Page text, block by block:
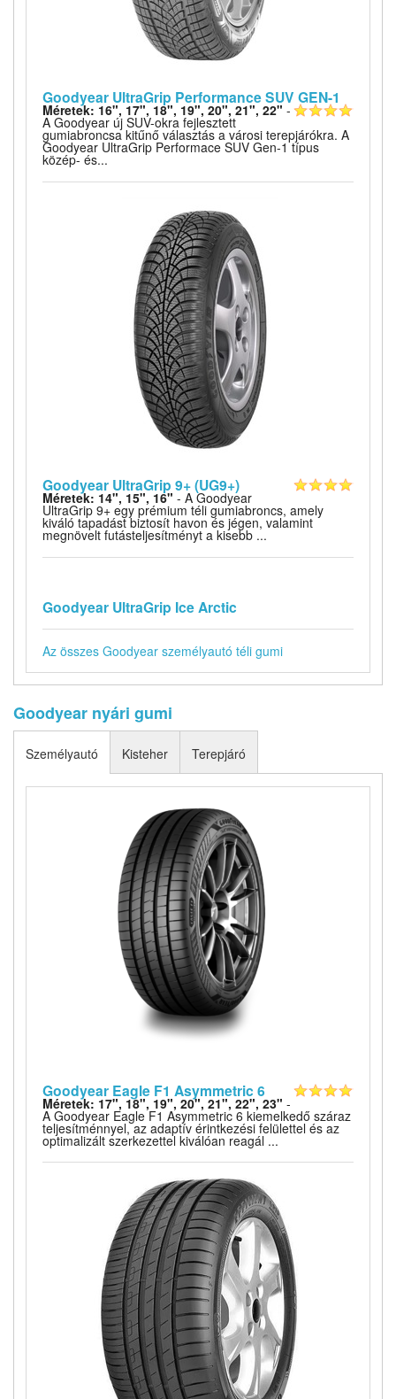
Goodyear UltraGrip Performance SUV GEN-1
Méretek: 16", 17", 18", 19", 20", 21", 22" -
A Goodyear új SUV-okra fejlesztett
gumiabroncsa kitűnő választás a városi terepjárókra. A
Goodyear UltraGrip Performace SUV Gen-1 típus
közép- és...
Goodyear UltraGrip 9+ (UG9+)
Méretek: 14", 15", 16" - A Goodyear
UltraGrip 9+ egy prémium téli gumiabroncs, amely
kiváló tapadást biztosít havon és jégen, valamint
megnövelt futásteljesítményt a kisebb ...
Goodyear UltraGrip Ice Arctic
Az összes Goodyear személyautó téli gumi
Goodyear nyári gumi
Személyautó
Goodyear Eagle F1 Asymmetric 6
Méretek: 17", 18", 19", 20", 21", 22", 23" -
A Goodyear Eagle F1 Asymmetric 6 kiemelkedő száraz
teljesítménnyel, az adaptív érintkezési felülettel és az
optimalizált szerkezettel kiválóan reagál ...
Kisteher Terepjáró